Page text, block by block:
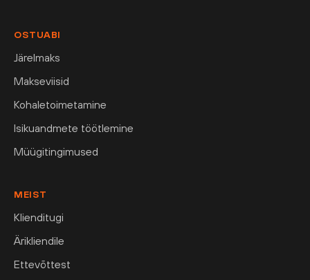
OSTUABI
Järelmaks
Makseviisid
Kohaletoimetamine
Isikuandmete töötlemine
Müügitingimused
MEIST
Klienditugi
Ärikliendile
Ettevõttest